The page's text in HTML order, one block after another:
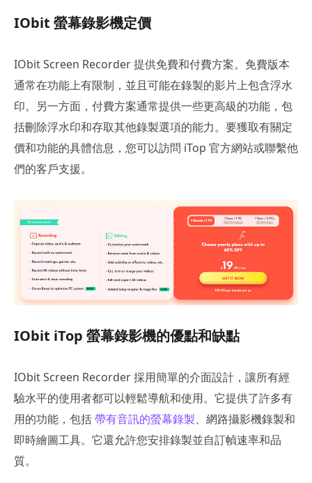
IObit 螢幕錄影機定價
IObit Screen Recorder 提供免費和付費方案。免費版本
通常在功能上有限制，並且可能在錄製的影片上包含浮水
印。另一方面，付費方案通常提供一些更高級的功能，包
括刪除浮水印和存取其他錄製選項的能力。要獲取有關定
價和功能的具體信息，您可以訪問 iTop 官方網站或聯繫他
們的客戶支援。
IObit iTop 螢幕錄影機的優點和缺點
IObit Screen Recorder 採用簡單的介面設計，讓所有經
驗水平的使用者都可以輕鬆導航和使用。它提供了許多有
用的功能，包括帶有音訊的螢幕錄製、網路攝影機錄製和
即時繪圖工具。它還允許您安排錄製並自訂幀速率和品
質。